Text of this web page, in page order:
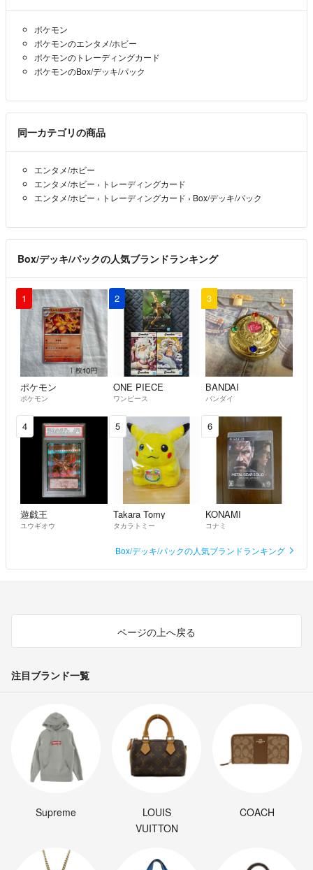
ポケモン
ポケモンのエンタメ/ホビー
ポケモンのトレーディングカード
ポケモンのBox/デッキ/パック
同一カテゴリの商品
エンタメ/ホビー
エンタメ/ホビー › トレーディングカード
エンタメ/ホビー › トレーディングカード › Box/デッキ/パック
Box/デッキ/パックの人気ブランドランキング
1
ポケモン
ポケモン
2
ONE PIECE
ワンピース
3
BANDAI
バンダイ
4
遊戯王
ユウギオウ
5
Takara Tomy
タカラトミー
6
KONAMI
コナミ
Box/デッキ/パックの人気ブランドランキング
ページの上へ戻る
注目ブランド一覧
Supreme
LOUIS
VUITTON
COACH